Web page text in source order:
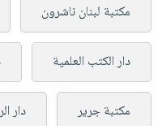
مكتبة لبنان ناشرون
دار الكتب العلمية
مكتبة جرير دار